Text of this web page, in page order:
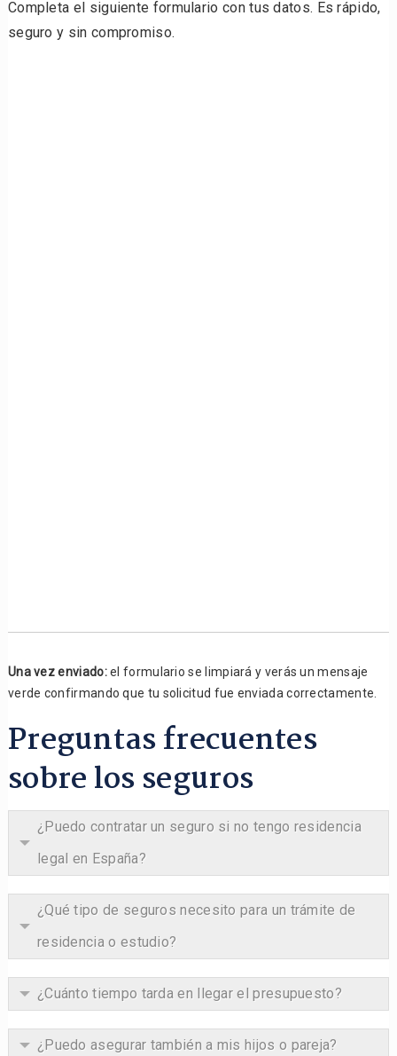
Completa el siguiente formulario con tus datos. Es rápido,
seguro y sin compromiso.
Una vez enviado:el formulario se limpiará y verás un mensaje
verde confirmando que tu solicitud fue enviada correctamente.
Preguntas frecuentes
sobre los seguros
¿Puedo contratar un seguro si no tengo residencia
legal en España?
¿Qué tipo de seguros necesito para un trámite de
residencia o estudio?
¿Cuánto tiempo tarda en llegar el presupuesto?
¿Puedo asegurar también a mis hijos o pareja?